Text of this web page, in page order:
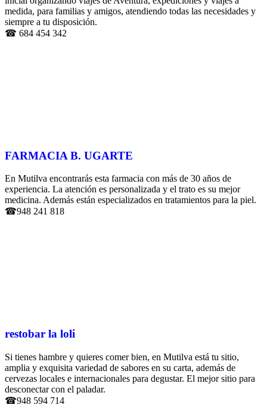
medida, para familias y amigos, atendiendo todas las necesidades y
siempre a tu disposición.
☎ 684 454 342
FARMACIA B. UGARTE
En Mutilva encontrarás esta farmacia con más de 30 años de
experiencia. La atención es personalizada y el trato es su mejor
medicina. Además están especializados en tratamientos para la piel.
☎948 241 818
restobar la loli
Si tienes hambre y quieres comer bien, en Mutilva está tu sitio,
amplia y exquisita variedad de sabores en su carta, además de
cervezas locales e internacionales para degustar. El mejor sitio para
desconectar con el paladar.
☎948 594 714